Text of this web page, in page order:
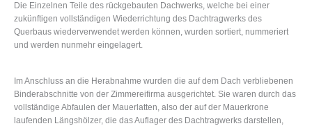
Die Einzelnen Teile des rückgebauten Dachwerks, welche bei einer
zukünftigen vollständigen Wiederrichtung des Dachtragwerks des
Querbaus wiederverwendet werden können, wurden sortiert, nummeriert
und werden nunmehr eingelagert.
Im Anschluss an die Herabnahme wurden die auf dem Dach verbliebenen
Binderabschnitte von der Zimmereifirma ausgerichtet. Sie waren durch das
vollständige Abfaulen der Mauerlatten, also der auf der Mauerkrone
laufenden Längshölzer, die das Auflager des Dachtragwerks darstellen,